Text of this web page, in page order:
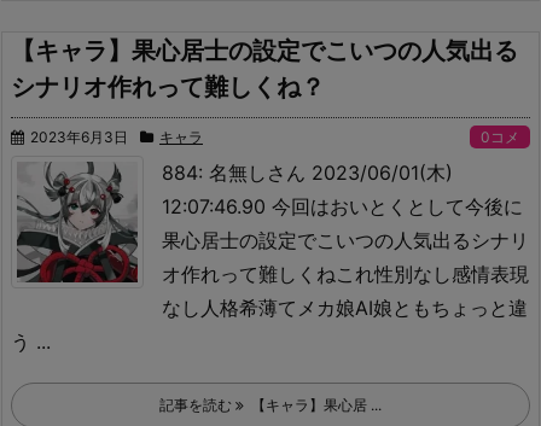
【キャラ】果心居士の設定でこいつの人気出る
シナリオ作れって難しくね？
2023年6月3日 キャラ 0コメ
884: 名無しさん 2023/06/01(木)
12:07:46.90 今回はおいとくとして今後に
果心居士の設定でこいつの人気出るシナリ
オ作れって難しくねこれ性別なし感情表現
なし人格希薄て メカ娘AI娘ともちょっと違
う ...
記事を読む 【キャラ】果心居 ...